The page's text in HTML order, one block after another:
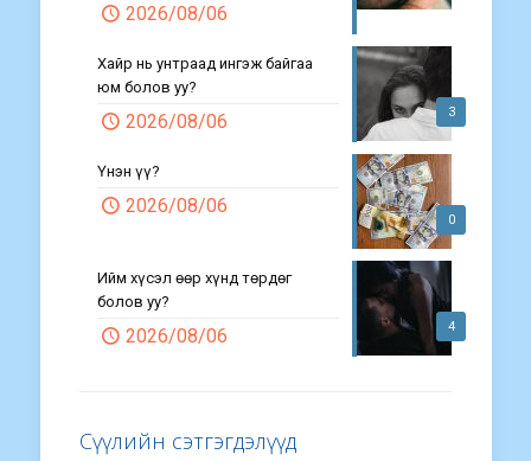
2026/08/06
3
Хайр нь унтраад ингэж байгаа
юм болов уу?
2026/08/06
0
Үнэн үү?
2026/08/06
4
Ийм хүсэл өөр хүнд төрдөг
болов уу?
2026/08/06
Сүүлийн сэтгэгдэлүүд